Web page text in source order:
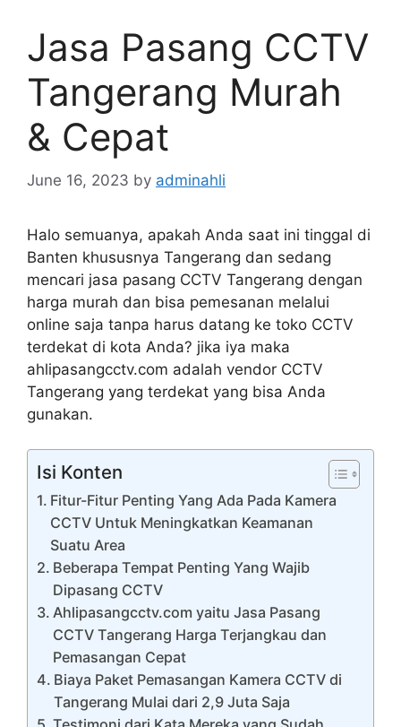
Jasa Pasang CCTV
Tangerang Murah
& Cepat
June 16, 2023 by adminahli
Halo semuanya, apakah Anda saat ini tinggal di
Banten khususnya Tangerang dan sedang
mencari jasa pasang CCTV Tangerang dengan
harga murah dan bisa pemesanan melalui
online saja tanpa harus datang ke toko CCTV
terdekat di kota Anda? jika iya maka
ahlipasangcctv.com adalah vendor CCTV
Tangerang yang terdekat yang bisa Anda
gunakan.
Isi Konten
Fitur-Fitur Penting Yang Ada Pada Kamera
CCTV Untuk Meningkatkan Keamanan
Suatu Area
Beberapa Tempat Penting Yang Wajib
Dipasang CCTV
Ahlipasangcctv.com yaitu Jasa Pasang
CCTV Tangerang Harga Terjangkau dan
Pemasangan Cepat
Biaya Paket Pemasangan Kamera CCTV di
Tangerang Mulai dari 2,9 Juta Saja